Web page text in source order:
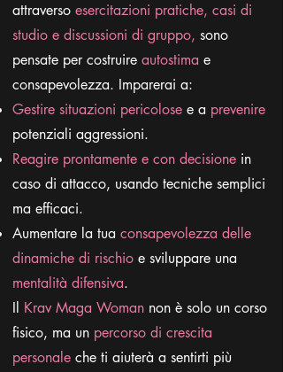
attraverso esercitazioni pratiche, casi di
studio e discussioni di gruppo, sono
pensate per costruire autostima e
consapevolezza. Imparerai a:
Gestire situazioni pericolose e a prevenire
potenziali aggressioni.
Reagire prontamente e con decisione in
caso di attacco, usando tecniche semplici
ma efficaci.
Aumentare la tua consapevolezza delle
dinamiche di rischio e sviluppare una
mentalità difensiva.
Il Krav Maga Woman non è solo un corso
fisico, ma un percorso di crescita
personale che ti aiuterà a sentirti più